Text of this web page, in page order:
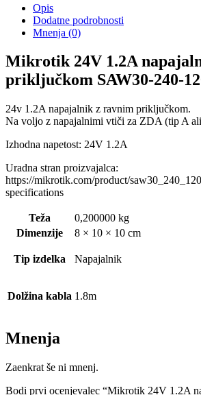
Opis
Dodatne podrobnosti
Mnenja (0)
Mikrotik 24V 1.2A
priključkom SAW30-240-
24v 1.2A napajalnik z ravnim priključkom.
Na voljo z napajalnimi vtiči za ZDA (tip A
Izhodna napetost: 24V 1.2A
Uradna stran proizvajalca:
https://mikrotik.com/product/
specifications
Teža
0,200000 kg
Dimenzije
8 × 10 × 10 cm
Tip izdelka Napajalnik
Dolžina kabla 1.8m
Mnenja
Zaenkrat še ni mnenj.
Bodi prvi ocenjevalec “Mikrotik 24V 1.2A